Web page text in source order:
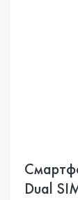
Dual